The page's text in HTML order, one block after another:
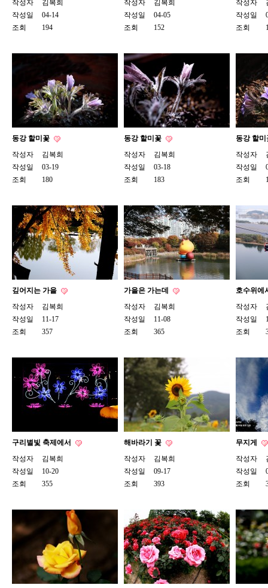
작성자
김복희
작성일
04-14
조회
194
작성자
김복희
작성일
04-05
조회
152
작성자
작성일
조회
동강 할미꽃
작성자
김복희
작성일
03-19
조회
180
동강 할미꽃
작성자
김복희
작성일
03-18
조회
183
동강 할
작성자
작성일
조회
깊어지는 가을
작성자
김복희
작성일
11-17
조회
357
가을은 가는데
작성자
김복희
작성일
11-08
조회
365
호수위에
작성자
작성일
조회
구리별빛 축제에서
작성자
김복희
작성일
10-20
조회
355
해바라기 꽃
작성자
김복희
작성일
09-17
조회
393
무지게
작성자
작성일
조회